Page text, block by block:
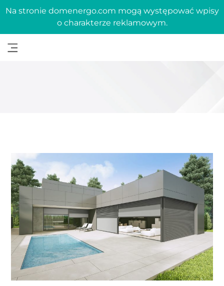
Na stronie domenergo.com mogą występować wpisy
o charakterze reklamowym.